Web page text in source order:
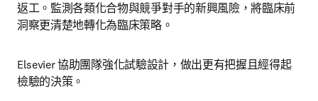
返工。監測各類化合物與競爭對手的新興風險，將臨床前
洞察更清楚地轉化為臨床策略。
Elsevier 協助團隊強化試驗設計，做出更有把握且經得起
檢驗的決策。